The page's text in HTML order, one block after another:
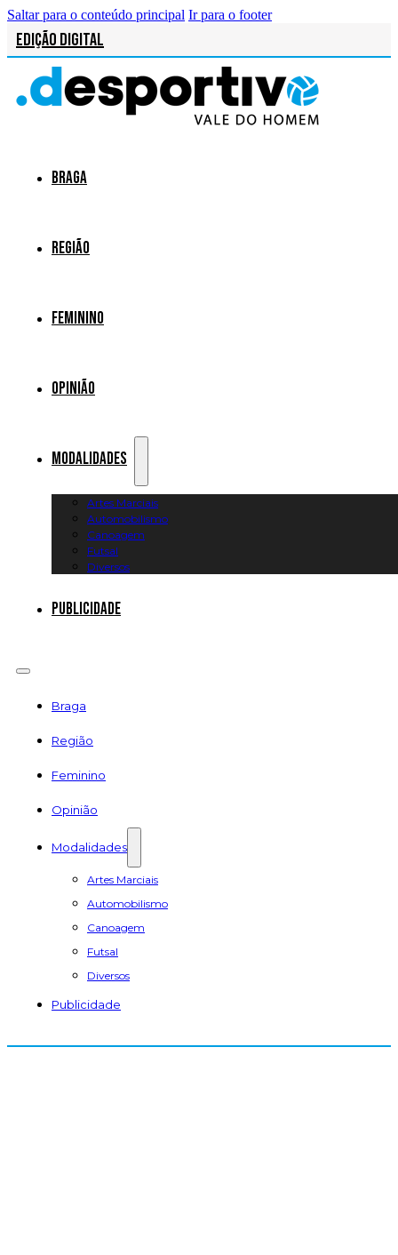
Saltar para o conteúdo principal Ir para o footer
Edição Digital
Braga
Região
Feminino
Opinião
Modalidades
Artes Marciais
Automobilismo
Canoagem
Futsal
Diversos
Publicidade
Braga
Região
Feminino
Opinião
Modalidades
Artes Marciais
Automobilismo
Canoagem
Futsal
Diversos
Publicidade